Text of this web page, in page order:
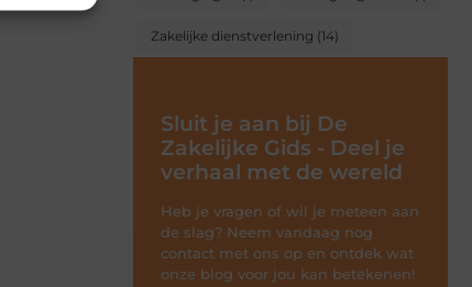
Zakelijke dienstverlening (14)
Sluit je aan bij De
Zakelijke Gids - Deel je
verhaal met de wereld
Heb je vragen of wil je meteen aan
de slag? Neem vandaag nog
contact met ons op en ontdek wat
onze blog voor jou kan betekenen!